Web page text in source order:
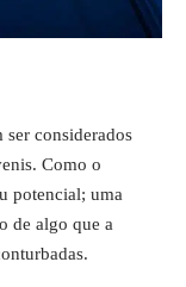
considerados
Como o
potencial; uma
de algo que a